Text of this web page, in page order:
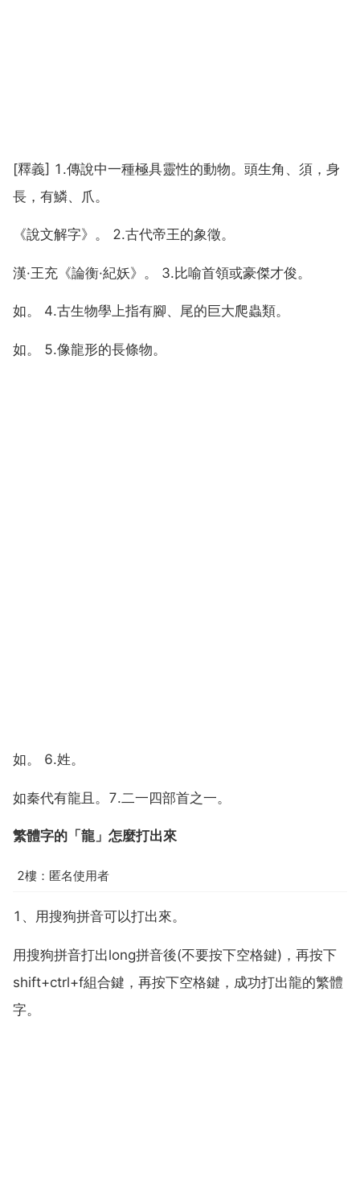
[釋義] 1.傳說中一種極具靈性的動物。頭生角、須，身
長，有鱗、爪。
《說文解字》。 2.古代帝王的象徵。
漢·王充《論衡·紀妖》。 3.比喻首領或豪傑才俊。
如。 4.古生物學上指有腳、尾的巨大爬蟲類。
如。 5.像龍形的長條物。
如。 6.姓。
如秦代有龍且。7.二一四部首之一。
繁體字的「龍」怎麼打出來
2樓：匿名使用者
1、用搜狗拼音可以打出來。
用搜狗拼音打出long拼音後(不要按下空格鍵)，再按下
shift+ctrl+f組合鍵，再按下空格鍵，成功打出龍的繁體
字。